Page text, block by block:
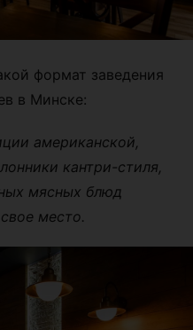
формат заведения
в Минске:
американской,
кантри-стиля,
мясных блюд
место.